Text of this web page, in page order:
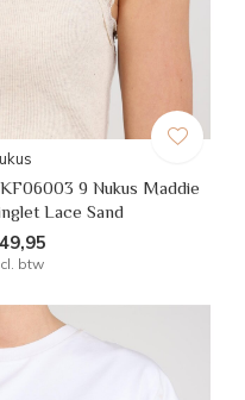
9 Nukus Maddie
Lace Sand
btw